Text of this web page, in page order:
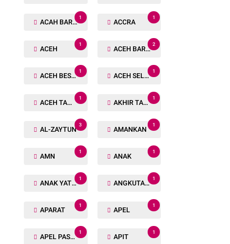
ACAH BARAT
1
ACCRA
1
ACEH
1
ACEH BARAT
2
ACEH BESAR
1
ACEH SELATAN
1
ACEH TAMIANG
1
AKHIR TAHUN
1
AL-ZAYTUN
3
AMANKAN
1
AMN
1
ANAK
1
ANAK YATIM
1
ANGKUTAN TRANSPORTASI
1
APARAT
1
APEL
1
APEL PASUKAN
1
APIT
1